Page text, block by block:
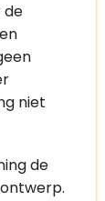
de
niet
de